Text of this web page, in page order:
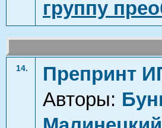
группу
14.
Препринт
Авторы: